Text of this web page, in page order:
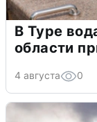
В Туре
области
4 августа 0